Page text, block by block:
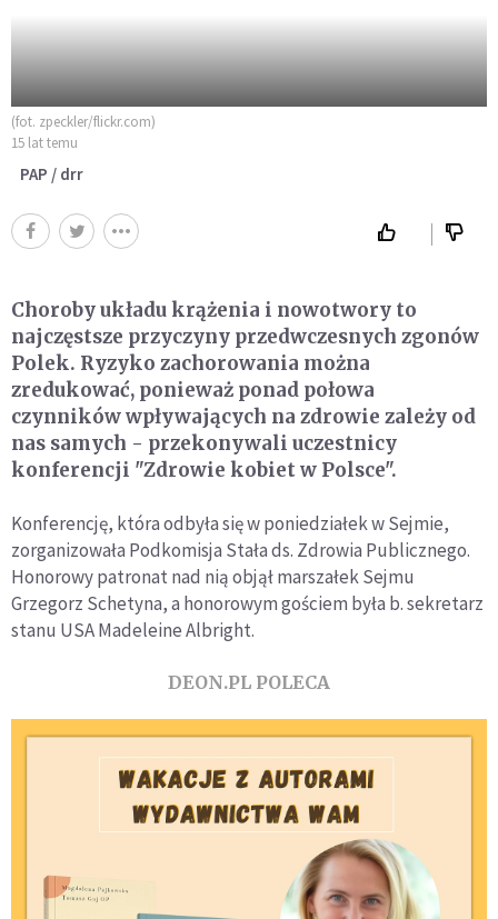
(fot. zpeckler/flickr.com)
15 lat temu
PAP / drr
Choroby układu krążenia i nowotwory to
najczęstsze przyczyny przedwczesnych zgonów
Polek. Ryzyko zachorowania można
zredukować, ponieważ ponad połowa
czynników wpływających na zdrowie zależy od
nas samych - przekonywali uczestnicy
konferencji "Zdrowie kobiet w Polsce".
Konferencję, która odbyła się w poniedziałek w Sejmie,
zorganizowała Podkomisja Stała ds. Zdrowia Publicznego.
Honorowy patronat nad nią objął marszałek Sejmu
Grzegorz Schetyna, a honorowym gościem była b. sekretarz
stanu USA Madeleine Albright.
DEON.PL POLECA